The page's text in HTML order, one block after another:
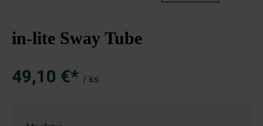
in-lite Sway Tube
49,10 €* / ks